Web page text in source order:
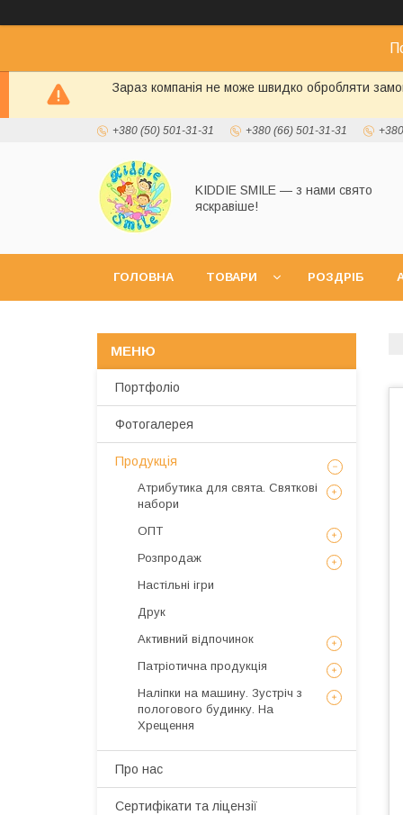
Зараз компанія не може швидко обробляти
+380 (50) 501-31-31 +380 (66) 501-31-31
KIDDIE SMILE — з нами свято
яскравіше!
ГОЛОВНА ТОВАРИ РОЗДРІБ
Портфоліо
Фотогалерея
Продукція
Атрибутика для свята. Святкові
набори
ОПТ
Розпродаж
Настільні ігри
Друк
Активний відпочинок
Патріотична продукція
Наліпки на машину. Зустріч з
пологового будинку. На
Хрещення
Про нас
Сертифікати та ліцензії